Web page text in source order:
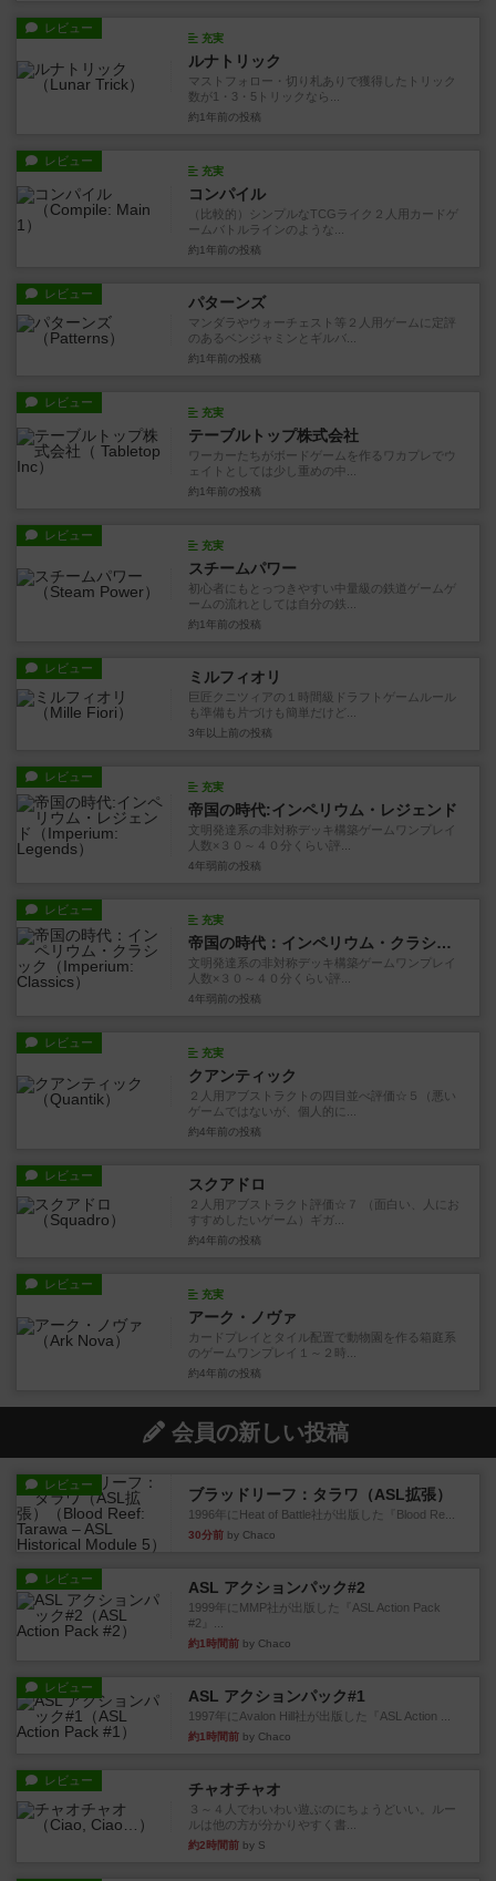
レビュー
充実
ルナトリック
マストフォロー・切り札ありで獲得したトリック
数が1・3・5トリックなら...
約1年前 の投稿
レビュー
充実
コンパイル
（比較的）シンプルなTCGライク２人用カードゲ
ームバトルラインのような...
約1年前 の投稿
レビュー パターンズ
マンダラやウォーチェスト等２人用ゲームに定評
のあるベンジャミンとギルバ...
約1年前 の投稿
レビュー
充実
テーブルトップ株式会社
ワーカーたちがボードゲームを作るワカプレでウ
ェイトとしては少し重めの中...
約1年前 の投稿
レビュー
充実
スチームパワー
初心者にもとっつきやすい中量級の鉄道ゲームゲ
ームの流れとしては自分の鉄...
約1年前 の投稿
レビュー ミルフィオリ
巨匠クニツィアの１時間級ドラフトゲームルール
も準備も片づけも簡単だけど...
3年以上前 の投稿
レビュー
充実
帝国の時代:インペリウム・レジェンド
文明発達系の非対称デッキ構築ゲームワンプレイ
人数×３０～４０分くらい評...
4年弱前 の投稿
レビュー
充実
帝国の時代：インペリウム・クラシック
文明発達系の非対称デッキ構築ゲームワンプレイ
人数×３０～４０分くらい評...
4年弱前 の投稿
レビュー
充実
クアンティック
２人用アブストラクトの四目並べ評価☆５（悪い
ゲームではないが、個人的に...
約4年前 の投稿
レビュー スクアドロ
２人用アブストラクト評価☆７ （面白い、人にお
すすめしたいゲーム）ギガ...
約4年前 の投稿
レビュー
充実
アーク・ノヴァ
カードプレイとタイル配置で動物園を作る箱庭系
のゲームワンプレイ１～２時...
約4年前 の投稿
会員の新しい投稿
レビュー
ブラッドリーフ：タラワ（ASL拡張）
1996年にHeat of Battle社が出版した『Blood Re...
30分前 by Chaco
レビュー ASL アクションパック#2
1999年にMMP社が出版した『ASL Action Pack
#2』...
約1時間前 by Chaco
レビュー ASL アクションパック#1
1997年にAvalon Hill社が出版した『ASL Action ...
約1時間前 by Chaco
レビュー チャオチャオ
３～４人でわいわい遊ぶのにちょうどいい。ルー
ルは他の方が分かりやすく書...
約2時間前 by S